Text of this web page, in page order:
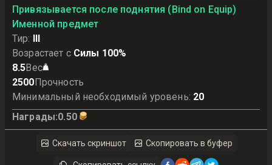
Привязывается после поднятия (Bind on Equip)
Именной предмет
Тир: III
Возрастает с Силы 100%
8.5Вес
2500Прочность
Минимальный необходимый уровень: 20
Награды:0.50
Скачать скриншот Скопировать в буфер